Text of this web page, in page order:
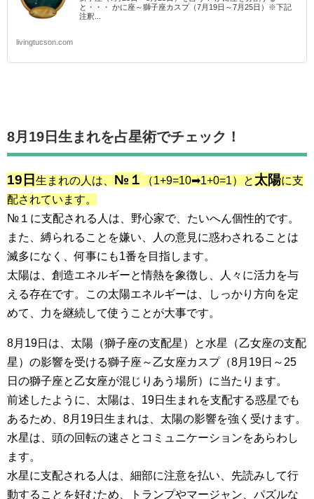
と・・・ かに座～獅子座カスプ（7月19日～7月25日）※下記
注釈...
livingtucson.com
8月19日生まれを占星術でチェック！
19日 生まれの人は、 №１ （1+9=10➡1+0=1）と 太陽に支
配されています。
№１に支配される人は、野心家で、たいへん個性的です。
また、縛られることを嫌い、人の意見に惑わされることは
滅多になく、何事にも1番を目指します。
太陽は、創造エネルギーと情熱を象徴し、人々に活力を与
える存在です。この太陽エネルギーは、しっかり方向を定
めて、力を継続して使うことが大事です。
8月19日は、太陽（獅子座の支配星）と水星（乙女座の支配
星）の影響を受ける獅子座～乙女座カスプ（8月19日～25
日の獅子座と乙女座が混じりあう場所）に当たります。
前述したように、太陽は、19日生まれを支配する惑星でも
あるため、8月19日生まれは、太陽の影響を強く受けます。
水星は、頭の回転の速さとコミュニケーションをあらわし
ます。
水星に支配される人は、細部に注意を払い、先読みして行
動することを好むため、トランプやマージャン、パズルな